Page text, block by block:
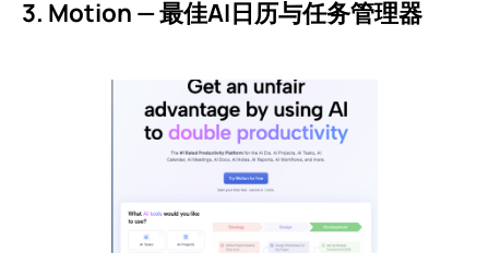
3. Motion — 最佳AI日历与任务管理器